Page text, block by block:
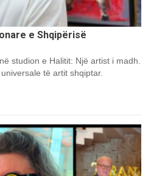
e Shqipërisë
studion e Halitit: Një artist i madh.
të artit shqiptar.